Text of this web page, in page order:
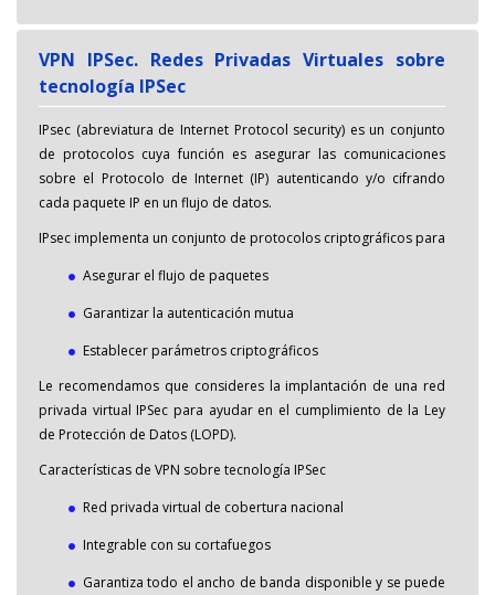
VPN IPSec. Redes Privadas Virtuales sobre
tecnología IPSec
IPsec (abreviatura de Internet Protocol security) es un conjunto
de protocolos cuya función es asegurar las comunicaciones
sobre el Protocolo de Internet (IP) autenticando y/o cifrando
cada paquete IP en un flujo de datos.
IPsec implementa un conjunto de protocolos criptográficos para
Asegurar el flujo de paquetes
Garantizar la autenticación mutua
Establecer parámetros criptográficos
Le recomendamos que consideres la implantación de una red
privada virtual IPSec para ayudar en el cumplimiento de la Ley
de Protección de Datos (LOPD).
Características de VPN sobre tecnología IPSec
Red privada virtual de cobertura nacional
Integrable con su cortafuegos
Garantiza todo el ancho de banda disponible y se puede